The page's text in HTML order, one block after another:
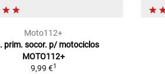
Moto112+
prim. socor. p/ motociclos
MOTO112+
9,99 €1